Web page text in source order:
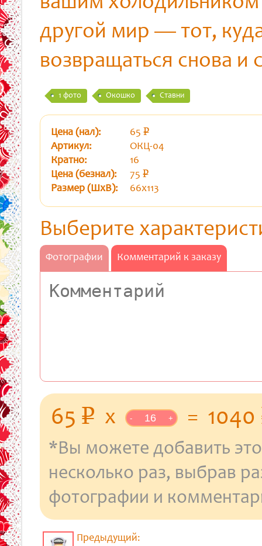
другой мир — тот,
возвращаться снова и
1 фото Окошко Ставни
Цена (нал): 65 p
Артикул:
ОКЦ-04
Кратно:
16
Цена (безнал):
75 p
Размер (ШхВ): 66х113
Выберите
Фотографии Комментарий к заказу
65 p уб.
x - + = 1040
*Вы можете добавить
несколько раз, выбрав
фотографии и
Предыдущий: